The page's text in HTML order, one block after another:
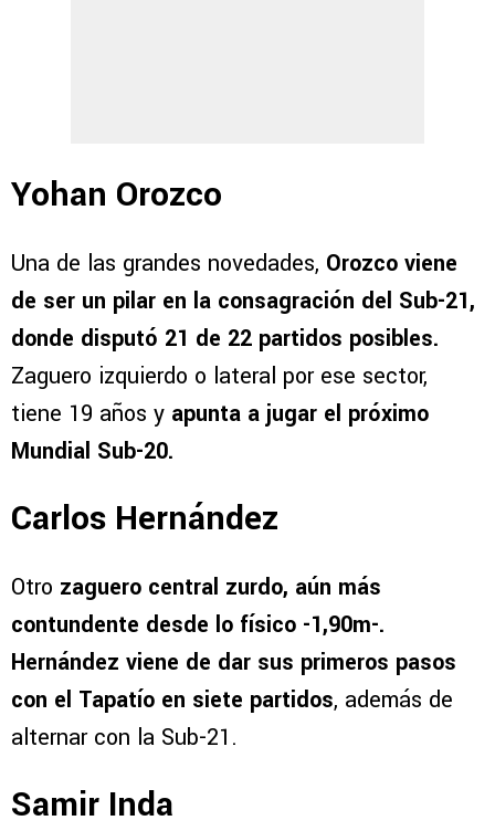
Yohan Orozco
Una de las grandes novedades, Orozco viene
de ser un pilar en la consagración del Sub-21,
donde disputó 21 de 22 partidos posibles.
Zaguero izquierdo o lateral por ese sector,
tiene 19 años y apunta a jugar el próximo
Mundial Sub-20.
Carlos Hernández
Otro zaguero central zurdo, aún más
contundente desde lo físico -1,90m-.
Hernández viene de dar sus primeros pasos
con el Tapatío en siete partidos, además de
alternar con la Sub-21.
Samir Inda